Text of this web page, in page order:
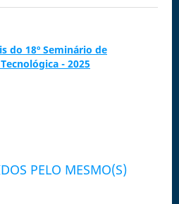
do 18º Seminário de
- 2025
PELO MESMO(S)